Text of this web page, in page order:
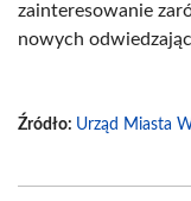
zainteresowanie
nowych
Źródło: Urząd Miasta